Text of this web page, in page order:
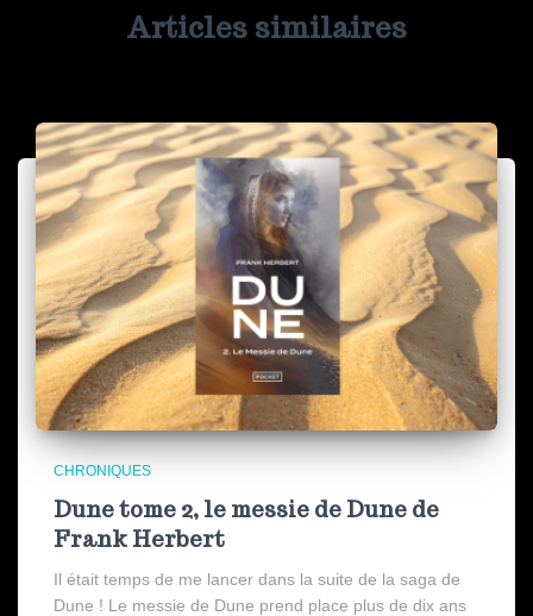
Articles similaires
CHRONIQUES
Dune tome 2, le messie de Dune de
Frank Herbert
Il était temps de me lancer dans la suite de la saga de
Dune ! Le messie de Dune prend place plus de dix ans